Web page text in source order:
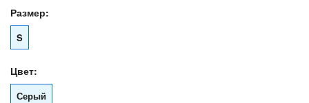
Размер:
S
Цвет:
Серый